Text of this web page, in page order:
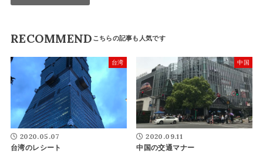
RECOMMEND
台湾
2020.05.07
台湾のレシート
中国
2020.09.11
中国の交通マナー